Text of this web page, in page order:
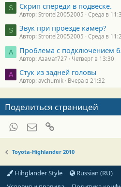
S Скрип спереди в подвеске.
Автор: Stroitel20052005 Среда в
S Звук при проезде камер?
Автор: Stroitel20052005 Среда в
А Проблема с подключением
Автор: Азамат727 Четверг в 13:30
A Стук из задней головы
Автор: avchumik Вчера в 21:32
Поделиться страницей
WhatsAppЭлектронная почта
Toyota-Highlander 2010
Hihglander Style
Russian (RU)